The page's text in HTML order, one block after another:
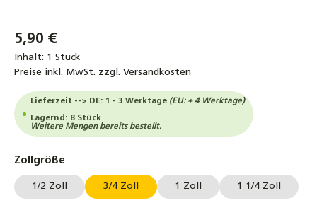
5,90 €
Inhalt: 1 Stück
Preise inkl. MwSt. zzgl. Versandkosten
Lieferzeit --> DE: 1 - 3 Werktage (EU: + 4 Werktage)
Lagernd: 8 Stück
Weitere Mengen bereits bestellt.
Zollgröße
1/2 Zoll 3/4 Zoll 1 Zoll 1 1/4 Zoll